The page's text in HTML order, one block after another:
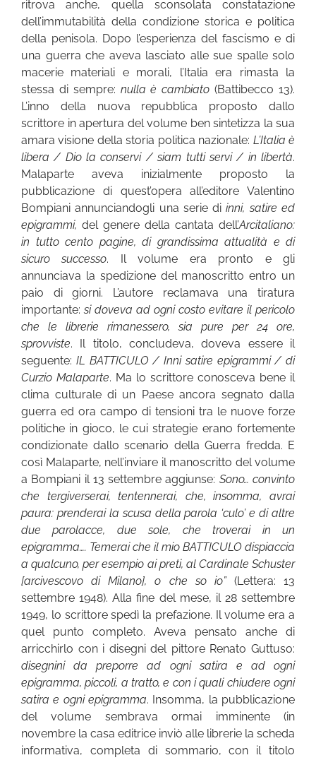
ritrova anche, quella sconsolata constatazione
dell’immutabilità della condizione storica e politica
della penisola. Dopo l’esperienza del fascismo e di
una guerra che aveva lasciato alle sue spalle solo
macerie materiali e morali, l’Italia era rimasta la
stessa di sempre: nulla è cambiato (Battibecco 13).
L’inno della nuova repubblica proposto dallo
scrittore in apertura del volume ben sintetizza la sua
amara visione della storia politica nazionale: L’Italia è
libera / Dio la conservi / siam tutti servi / in libertà.
Malaparte aveva inizialmente proposto la
pubblicazione di quest’opera all’editore Valentino
Bompiani annunciandogli una serie diinni, satire ed
epigrammi, del genere della cantata dell’Arcitaliano:
in tutto cento pagine, di grandissima attualità e di
sicuro successo. Il volume era pronto e gli
annunciava la spedizione del manoscritto entro un
paio di giorni. L’autore reclamava una tiratura
importante:si doveva ad ogni costo evitare il pericolo
che le librerie rimanessero, sia pure per 24 ore,
sprovviste. Il titolo, concludeva, doveva essere il
seguente: IL BATTICULO / Inni satire epigrammi / di
Curzio Malaparte. Ma lo scrittore conosceva bene il
clima culturale di un Paese ancora segnato dalla
guerra ed ora campo di tensioni tra le nuove forze
politiche in gioco, le cui strategie erano fortemente
condizionate dallo scenario della Guerra fredda. E
così Malaparte, nell’inviare il manoscritto del volume
a Bompiani il 13 settembre aggiunse: Sono… convinto
che tergiverserai, tentennerai, che, insomma, avrai
paura: prenderai la scusa della parola ‘culo’ e di altre
due parolacce, due sole, che troverai in un
epigramma…. Temerai che il mio BATTICULO dispiaccia
a qualcuno, per esempio ai preti, al Cardinale Schuster
[arcivescovo di Milano], o che so io”(Lettera: 13
settembre 1948). Alla fine del mese, il 28 settembre
1949, lo scrittore spedì la prefazione. Il volume era a
quel punto completo. Aveva pensato anche di
arricchirlo con i disegni del pittore Renato Guttuso:
disegnini da preporre ad ogni satira e ad ogni
epigramma, piccoli, a tratto, e con i quali chiudere ogni
satira e ogni epigramma. Insomma, la pubblicazione
del volume sembrava ormai imminente (in
novembre la casa editrice inviò alle librerie la scheda
informativa, completa di sommario, con il titolo